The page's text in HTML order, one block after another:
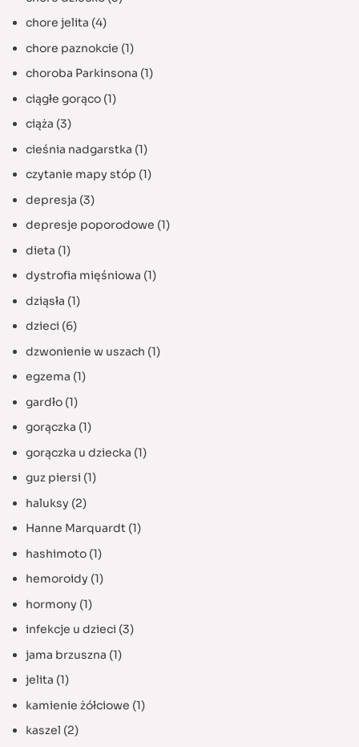
chore jelita (4)
chore paznokcie (1)
choroba Parkinsona (1)
ciągłe gorąco(1)
ciąża (3)
cieśnia nadgarstka (1)
czytanie mapy stóp (1)
depresja (3)
depresje poporodowe (1)
dieta (1)
dystrofia mięśniowa (1)
dziąsła (1)
dzieci (6)
dzwonienie w uszach (1)
egzema (1)
gardło(1)
gorączka (1)
gorączka u dziecka (1)
guz piersi (1)
haluksy (2)
Hanne Marquardt(1)
hashimoto(1)
hemoroidy (1)
hormony (1)
infekcje u dzieci (3)
jama brzuszna (1)
jelita (1)
kamienie żółciowe (1)
kaszel (2)